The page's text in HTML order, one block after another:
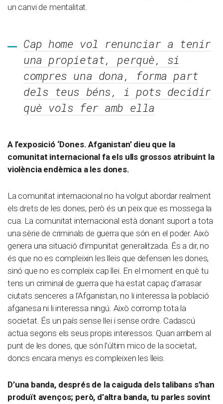
un canvi de mentalitat.
Cap home vol renunciar a tenir
una propietat, perquè, si
compres una dona, forma part
dels teus béns, i pots decidir
què vols fer amb ella
A l’exposició ‘Dones. Afganistan’ dieu que la
comunitat internacional fa els ulls grossos atribuint la
violència endèmica a les dones.
La comunitat internacional no ha volgut abordar realment
els drets de les dones, però és un peix que es mossega la
cua. La comunitat internacional està donant suport a tota
una sèrie de criminals de guerra que són en el poder. Això
genera una situació d’impunitat generalitzada. És a dir, no
és que no es compleixin les lleis que defensen les dones,
sinó que no es compleix cap llei. En el moment en què tu
tens un criminal de guerra que ha estat capaç d’arrasar
ciutats senceres a l’Afganistan, no li interessa la població
afganesa ni li interessa ningú. Això corromp tota la
societat. És un país sense llei i sense ordre. Cadascú
actua segons els seus propis interessos. Quan arribem al
punt de les dones, que són l’últim mico de la societat,
doncs encara menys es compleixen les lleis.
D’una banda, després de la caiguda dels talibans s’han
produït avenços; però, d’altra banda, tu parles sovint